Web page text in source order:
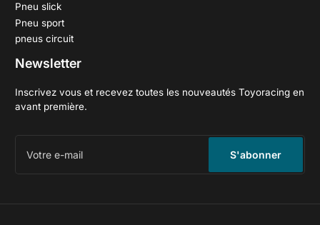
Pneu slick
Pneu sport
pneus circuit
Newsletter
Inscrivez vous et recevez toutes les nouveautés Toyoracing en
avant première.
S'abonner